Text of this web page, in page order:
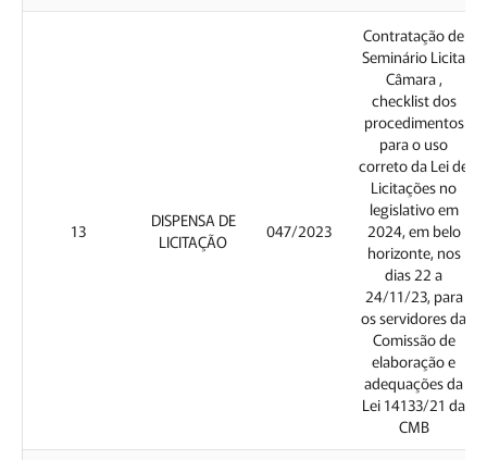
13
DISPENSA DE
LICITAÇÃO
047/2023
Contratação de
Seminário Licita
Câmara ,
checklist dos
procedimentos
para o uso
correto da Lei de
Licitações no
legislativo em
2024, em belo
horizonte, nos
dias 22 a
24/11/23, para
os servidores da
Comissão de
elaboração e
adequações da
Lei 14133/21 da
CMB